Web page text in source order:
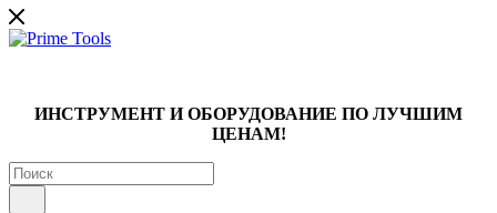
ИНСТРУМЕНТ И ОБОРУДОВАНИЕ ПО ЛУЧШИМ
ЦЕНАМ!